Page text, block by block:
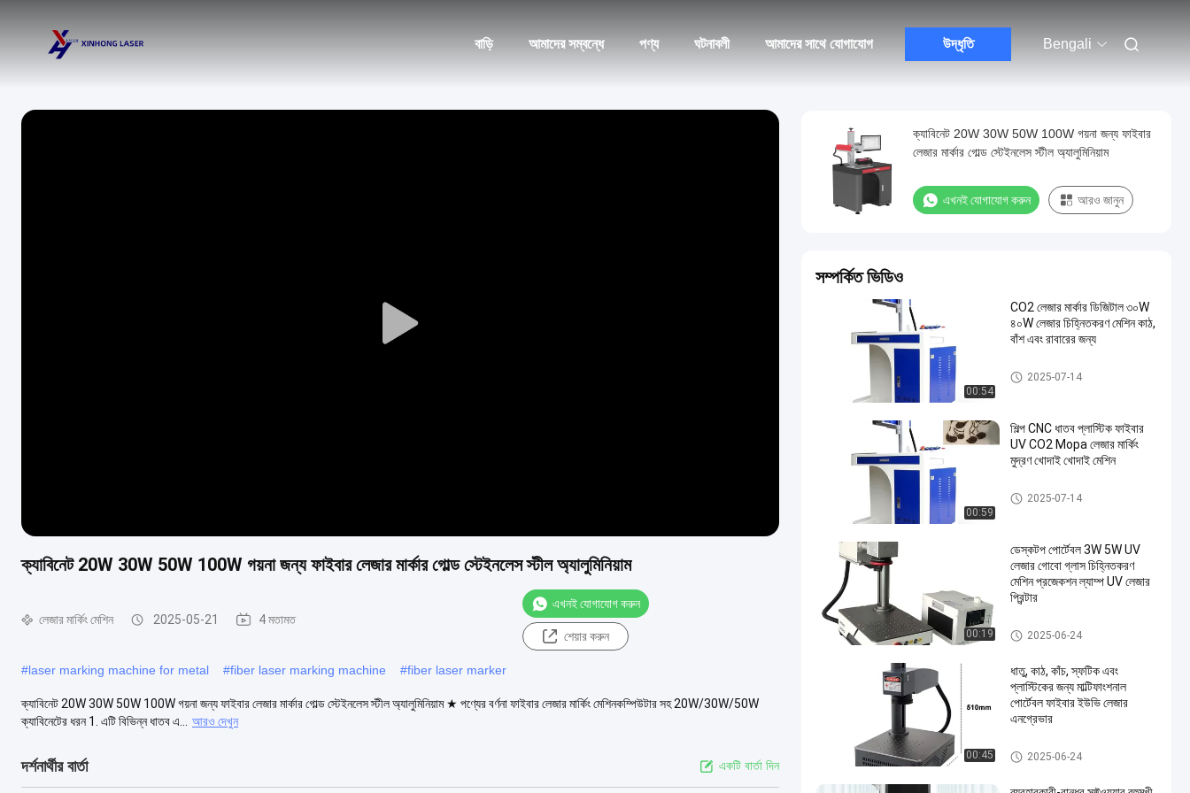
বাড়ি আমাদের সম্বন্ধে পণ্য ঘটনাবলী আমাদের সাথে যোগাযোগ উদ্ধৃতি Bengali
Play
ক্যাবিনেট 20W 30W 50W 100W গয়না জন্য ফাইবার লেজার মার্কার গোল্ড স্টেইনলেস স্টীল অ্যালুমিনিয়াম
লেজার মার্কিং মেশিন 2025-05-21 4 মতামত
এখনই যোগাযোগ করুন
শেয়ার করুন
#laser marking machine for metal #fiber laser marking machine #fiber laser marker
ক্যাবিনেট 20W 30W 50W 100W গয়না জন্য ফাইবার লেজার মার্কার গোল্ড স্টেইনলেস স্টীল অ্যালুমিনিয়াম ★ পণ্যের বর্ণনা ফাইবার লেজার মার্কিং মেশিনকম্পিউটার সহ 20W/30W/50W
ক্যাবিনেটের ধরন 1. এটি বিভিন্ন ধাতব এ...
আরও দেখুন
দর্শনার্থীর বার্তা একটি বার্তা দিন
ক্যাবিনেট 20W 30W 50W 100W গয়না জন্য ফাইবার
লেজার মার্কার গোল্ড স্টেইনলেস স্টীল অ্যালুমিনিয়াম
এখনই যোগাযোগ করুন আরও জানুন
সম্পর্কিত ভিডিও
00:54
CO2 লেজার মার্কার ডিজিটাল ৩০W
৪০W লেজার চিহ্নিতকরণ মেশিন কাঠ,
বাঁশ এবং রাবারের জন্য
লেজার মার্কিং মেশিন
2025-07-14
00:59
শিল্প CNC ধাতব প্লাস্টিক ফাইবার
UV CO2 Mopa লেজার মার্কিং
মুদ্রণ খোদাই খোদাই মেশিন
লেজার মার্কিং মেশিন
2025-07-14
00:19
ডেস্কটপ পোর্টেবল 3W 5W UV
লেজার গোবো গ্লাস চিহ্নিতকরণ
মেশিন প্রজেকশন ল্যাম্প UV লেজার
প্রিন্টার
লেজার মার্কিং মেশিন
2025-06-24
00:45
ধাতু, কাঠ, কাঁচ, স্ফটিক এবং
প্লাস্টিকের জন্য মাল্টিফাংশনাল
পোর্টেবল ফাইবার ইউভি লেজার
এনগ্রেভার
লেজার মার্কিং মেশিন
2025-06-24